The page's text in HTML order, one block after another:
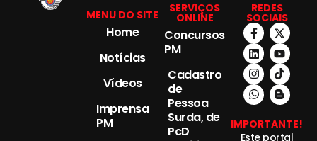
MENU DO SITE
Home
Notícias
Vídeos
Imprensa
PM
SERVIÇOS
ONLINE
Concursos
PM
Cadastro
de
Pessoa
Surda, de
PcD
REDES
SOCIAIS
IMPORTANTE!
Este portal